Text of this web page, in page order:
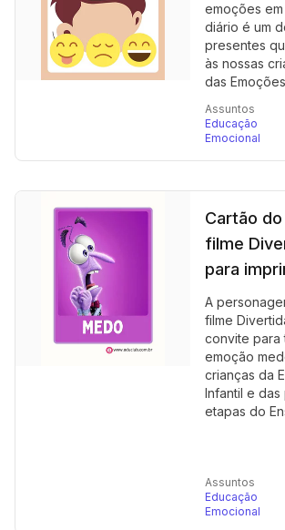
emoções
diário é um
presentes
às nossas
das
Assuntos
Educação
Emocional
Cartão
filme
para
A
filme
convite para
emoção
crianças da
Infantil e das
etapas do
Assuntos
Educação
Emocional